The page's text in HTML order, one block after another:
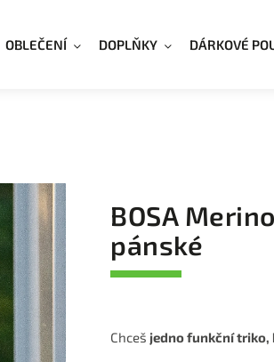
OBLEČENÍ DOPLŇKY DÁRKOVÉ
BOSA
pánské
Chceš jedno funkční triko,